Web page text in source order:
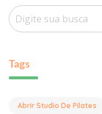
Tags
Abrir Studio De Pilates